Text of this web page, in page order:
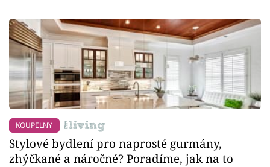
KOUPELNY
Stylové bydlení pro naprosté gurmány,
zhýčkané a náročné? Poradíme, jak na to